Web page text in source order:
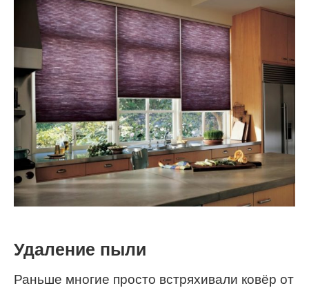
Удаление пыли
Раньше многие просто встряхивали ковёр от